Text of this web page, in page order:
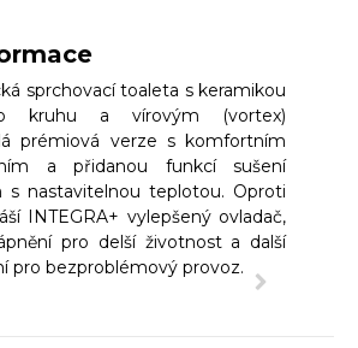
sprchovací toaleta s keramikou
kruhu a vírovým (vortex)
prémiová verze s komfortním
a přidanou funkcí sušení
nastavitelnou teplotou. Oproti
INTEGRA+ vylepšený ovladač,
pro delší životnost a další
pro bezproblémový provoz.